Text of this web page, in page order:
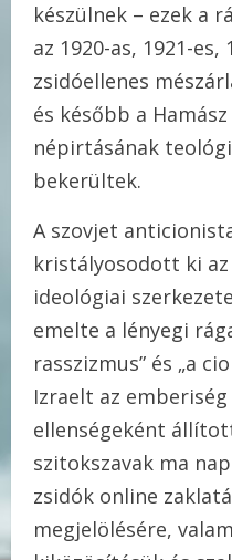
készülnek – ezek a
az 1920-as, 1921-es,
zsidóellenes
és később a
népirtásának
bekerültek.
A szovjet
kristályosodott ki
ideológiai
emelte a lényegi
rasszizmus” és „a
Izraelt az
ellenségeként
szitokszavak ma
zsidók online
megjelölésére,